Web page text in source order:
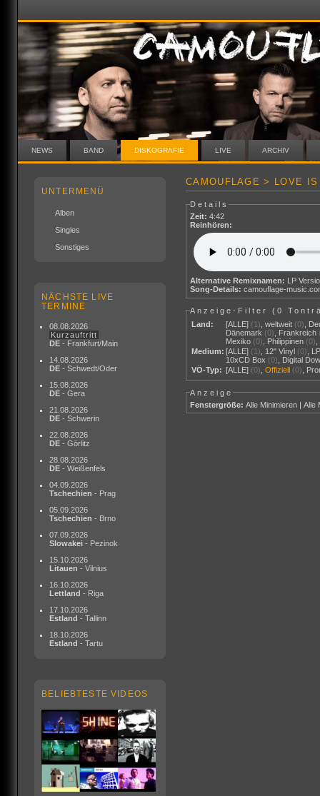
NEWS BAND DISKOGRAFIE LIVE ARCHIV
UNTERMENÜ
Alben
Singles
Sonstiges
NÄCHSTE LIVE
TERMINE
08.08.2026
Kurzauftritt
DE - Frankfurt/Main
14.08.2026
DE - Schwedt/Oder
15.08.2026
DE - Gera
21.08.2026
DE - Schwerin
22.08.2026
DE - Görlitz
28.08.2026
DE - Weißenfels
04.09.2026
Tschechien - Prag
05.09.2026
Tschechien - Brno
07.09.2026
Slowakei - Pezinok
15.10.2026
Litauen - Vilnius
16.10.2026
Lettland - Riga
17.10.2026
Estland - Tallinn
18.10.2026
Estland - Tartu
BELIEBTESTE VIDEOS
CAMOUFLAGE > LOVE
Details
Zeit: 4:42
Reinhören:
Alternative Remixnamen: LP
Song-Details: camouflage-
Anzeige-Filter (0
Land:
[ALLE] (1) ,weltweit (0)
Dänemark (0) Frankreich
Mexiko (0) Philippinen (0)
Medium: [ALLE] (1) 12" Vinyl (0)
10xCD Box (0)
Digital
VÖ-Typ: [ALLE] (0) ,Offiziell (0)
Anzeige
Fenstergröße: Alle Minimieren |Alle